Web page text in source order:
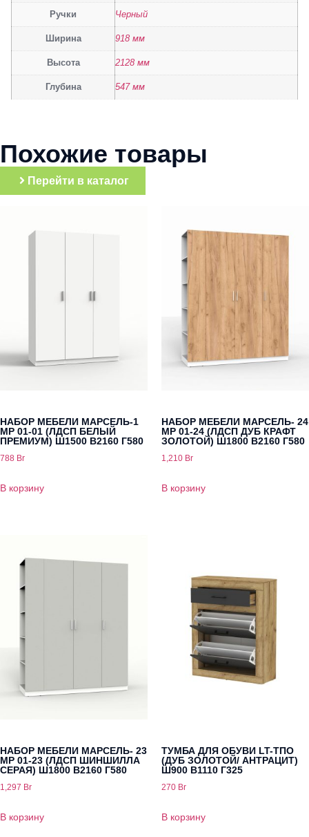
Ручки Черный
Ширина 918 мм
Высота 2128 мм
Глубина 547 мм
Похожие товары
Перейти в каталог
НАБОР МЕБЕЛИ МАРСЕЛЬ-1
МР 01-01 (ЛДСП БЕЛЫЙ
ПРЕМИУМ) Ш1500 В2160 Г580
788 Br
В корзину
НАБОР МЕБЕЛИ МАРСЕЛЬ- 24
МР 01-24 (ЛДСП ДУБ КРАФТ
ЗОЛОТОЙ) Ш1800 В2160 Г580
1,210 Br
В корзину
НАБОР МЕБЕЛИ МАРСЕЛЬ- 23
МР 01-23 (ЛДСП ШИНШИЛЛА
СЕРАЯ) Ш1800 В2160 Г580
1,297 Br
В корзину
ТУМБА ДЛЯ ОБУВИ LT-ТПО
(ДУБ ЗОЛОТОЙ/ АНТРАЦИТ)
Ш900 В1110 Г325
270 Br
В корзину